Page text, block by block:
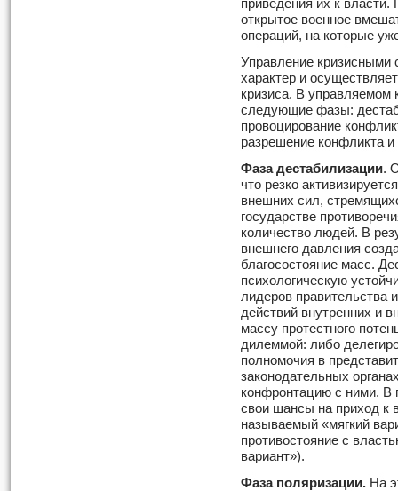
приведения их к власти.
открытое военное
операций, на которые
Управление кризисными
характер и
кризиса. В управляемом
следующие фазы:
провоцирование
разрешение конфликта и
Фаза дестабилизации.
что резко
внешних сил,
государстве
количество людей. В
внешнего давления
благосостояние масс.
психологическую
лидеров правительства
действий внутренних и
массу протестного
дилеммой: либо
полномочия в
законодательных
конфронтацию с ними. В
свои шансы на приход к
называемый «мягкий
противостояние с
вариант»).
Фаза поляризации. На